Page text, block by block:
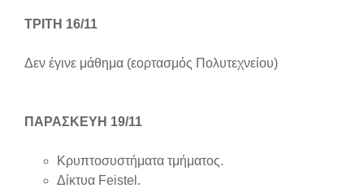
Section outline
ΤΡΙΤΗ 16/11
Δεν έγινε μάθημα (εορτασμός Πολυτεχνείου)
ΠΑΡΑΣΚΕΥΗ 19/11
Κρυπτοσυστήματα τμήματος.
Δίκτυα Feistel.